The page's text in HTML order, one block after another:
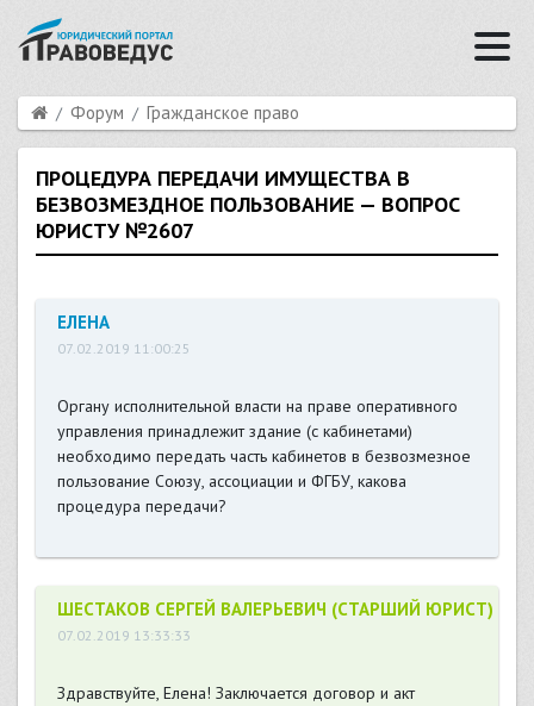
Форум Гражданское право
ПРОЦЕДУРА ПЕРЕДАЧИ ИМУЩЕСТВА В
БЕЗВОЗМЕЗДНОЕ ПОЛЬЗОВАНИЕ — ВОПРОС
ЮРИСТУ №2607
ЕЛЕНА
07.02.2019 11:00:25
Органу исполнительной власти на праве оперативного
управления принадлежит здание (с кабинетами)
необходимо передать часть кабинетов в безвозмезное
пользование Союзу, ассоциации и ФГБУ, какова
процедура передачи?
ШЕСТАКОВ СЕРГЕЙ ВАЛЕРЬЕВИЧ (СТАРШИЙ ЮРИСТ)
07.02.2019 13:33:33
Здравствуйте, Елена! Заключается договор и акт